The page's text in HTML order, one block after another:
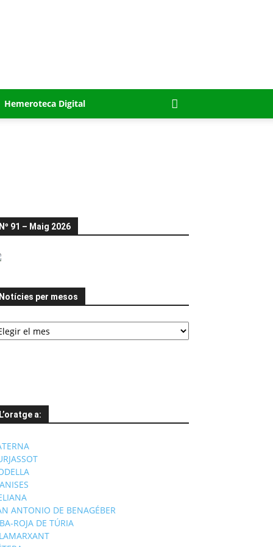
Hemeroteca Digital
Nº 91 – Maig 2026
Notícies per mesos
L’oratge a:
ANTONIO DE BENAGÉBER
ROJA DE TÚRIA